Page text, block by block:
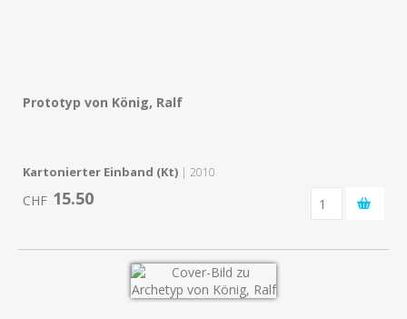
Prototyp von König, Ralf
Kartonierter Einband (Kt) | 2010
CHF 15.50